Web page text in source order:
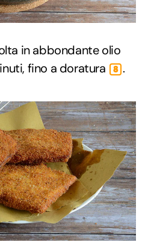
in abbondante olio
fino a doratura
8 .